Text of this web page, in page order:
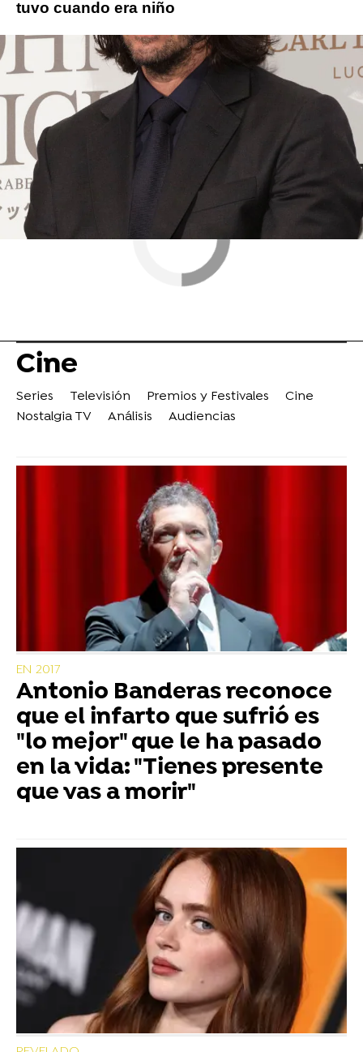
tuvo cuando era niño
Matrix Keanu Reeves
ObjetivoTV » Cine
Cine
Series Televisión Premios y Festivales
Cine
Nostalgia TV
Análisis Audiencias
EN 2017
Antonio Banderas reconoce
que el infarto que sufrió es
"lo mejor" que le ha pasado
en la vida: "Tienes presente
que vas a morir"